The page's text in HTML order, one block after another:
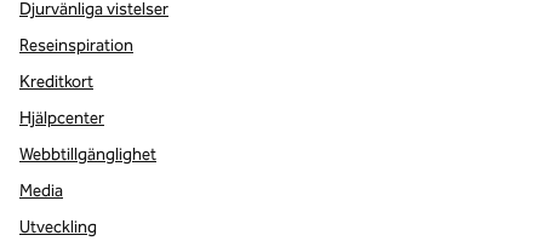
Djurvänliga vistelser
Reseinspiration
Kreditkort
Hjälpcenter
Webbtillgänglighet
Media
Utveckling